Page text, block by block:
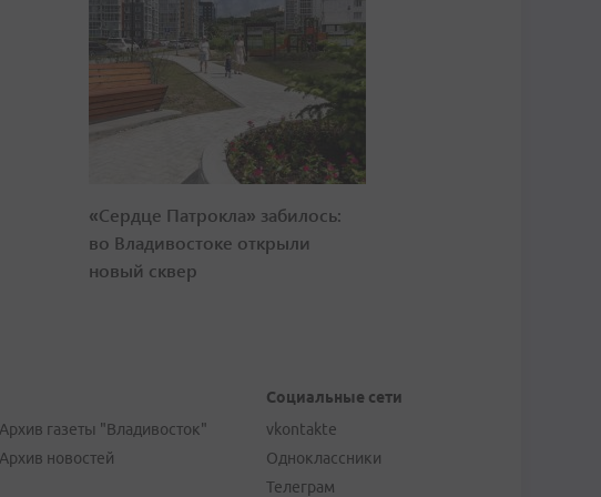
«Сердце Патрокла» забилось:
во Владивостоке открыли
новый сквер
Архив газеты "Владивосток"
Архив новостей
Социальные сети
vkontakte
Одноклассники
Телеграм